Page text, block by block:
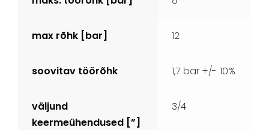
max rõhk [bar] 12
soovitav töörõhk 1,7 bar +/- 10%
väljund
keermeühendused [”]
3/4